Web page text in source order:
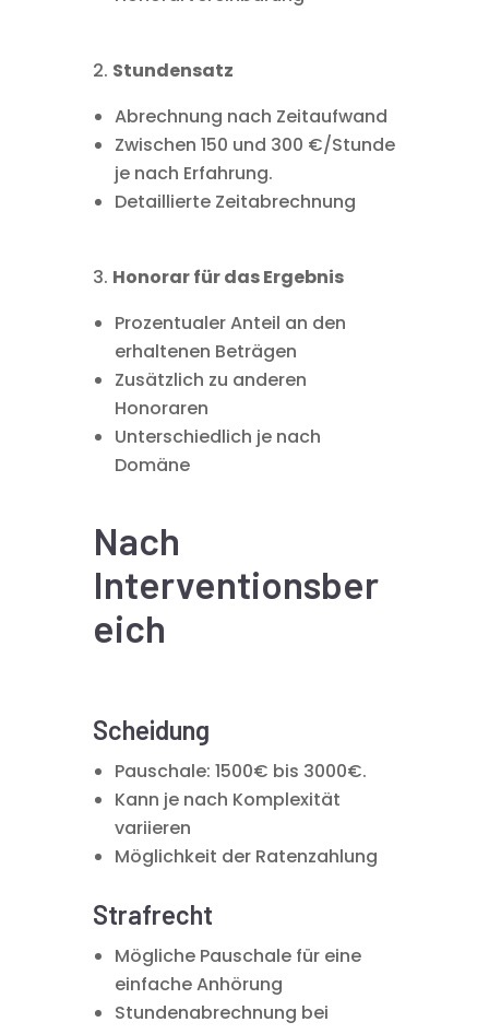
Stundensatz
Abrechnung nach Zeitaufwand
Zwischen 150 und 300 €/Stunde
je nach Erfahrung.
Detaillierte Zeitabrechnung
Honorar für das Ergebnis
Prozentualer Anteil an den
erhaltenen Beträgen
Zusätzlich zu anderen
Honoraren
Unterschiedlich je nach
Domäne
Nach
Interventionsber
eich
Scheidung
Pauschale: 1500€ bis 3000€.
Kann je nach Komplexität
variieren
Möglichkeit der Ratenzahlung
Strafrecht
Mögliche Pauschale für eine
einfache Anhörung
Stundenabrechnung bei